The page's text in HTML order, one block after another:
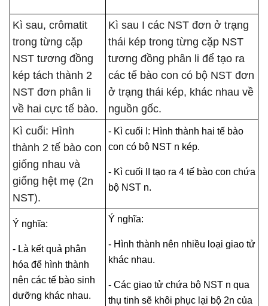
Kì sau, crômatit
trong từng cặp
NST tương đồng
kép tách thành 2
NST đơn phân li
về hai cực tế bào.
Kì sau I các NST đơn ở trạng
thái kép trong từng cặp NST
tương đồng phân li để tạo ra
các tế bào con có bộ NST đơn
ở trạng thái kép, khác nhau về
nguồn gốc.
Kì cuối: Hình
thành 2 tế bào con
giống nhau và
giống hệt mẹ (2n
NST).
- Kì cuối I: Hình thành hai tế bào
con có bộ NST n kép.
- Kì cuối II tạo ra 4 tế bào con chứa
bộ NST n.
Ý nghĩa:
- Là kết quả phân
hóa để hình thành
nên các tế bào sinh
dưỡng khác nhau.
Ý nghĩa:
- Hình thành nên nhiều loại giao tử
khác nhau.
- Các giao tử chứa bộ NST n qua
thụ tinh sẽ khôi phục lại bộ 2n của